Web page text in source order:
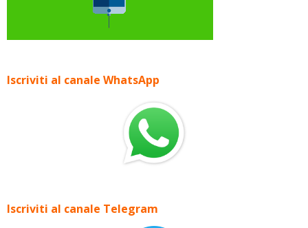
Iscriviti al canale WhatsApp
Iscriviti al canale Telegram